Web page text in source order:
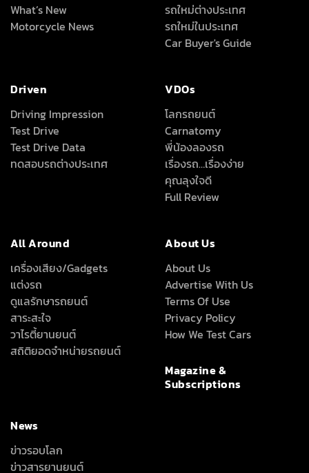
What’s New
Motorcycle News
รถใหม่ต่างประเทศ
รถใหม่ในประเทศ
Car Buyer's Guide
Driven
Driving Impression
Test Drive
Test Drive Data
ทดสอบรถต่างประเทศ
VDOs
โลกรถยนต์
Carnatomy
พี่น้องลองรถ
เรื่องรถ…เรื่องง่าย
คุณลุงใจดี
Full Review
All Around
เครื่องเสียง/Gadgets
แต่งรถ
ดูแลรักษารถยนต์
สาระสะใจ
วาไรตี้ยานยนต์
สถิติยอดจำหน่ายรถยนต์
About Us
About Us
Advertise With Us
Terms Of Use
Privacy Policy
How We Test Cars
Magazine &
Subscriptions
News
ข่าวรอบโลก
ข่าวสารยานยนต์